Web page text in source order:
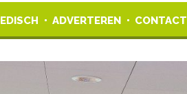
ADVERTEREN CONTACT